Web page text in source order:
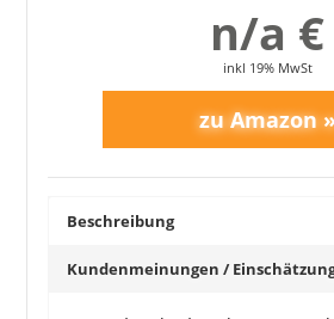
n/a €
inkl 19% MwSt
Beschreibung
Kundenmeinungen /